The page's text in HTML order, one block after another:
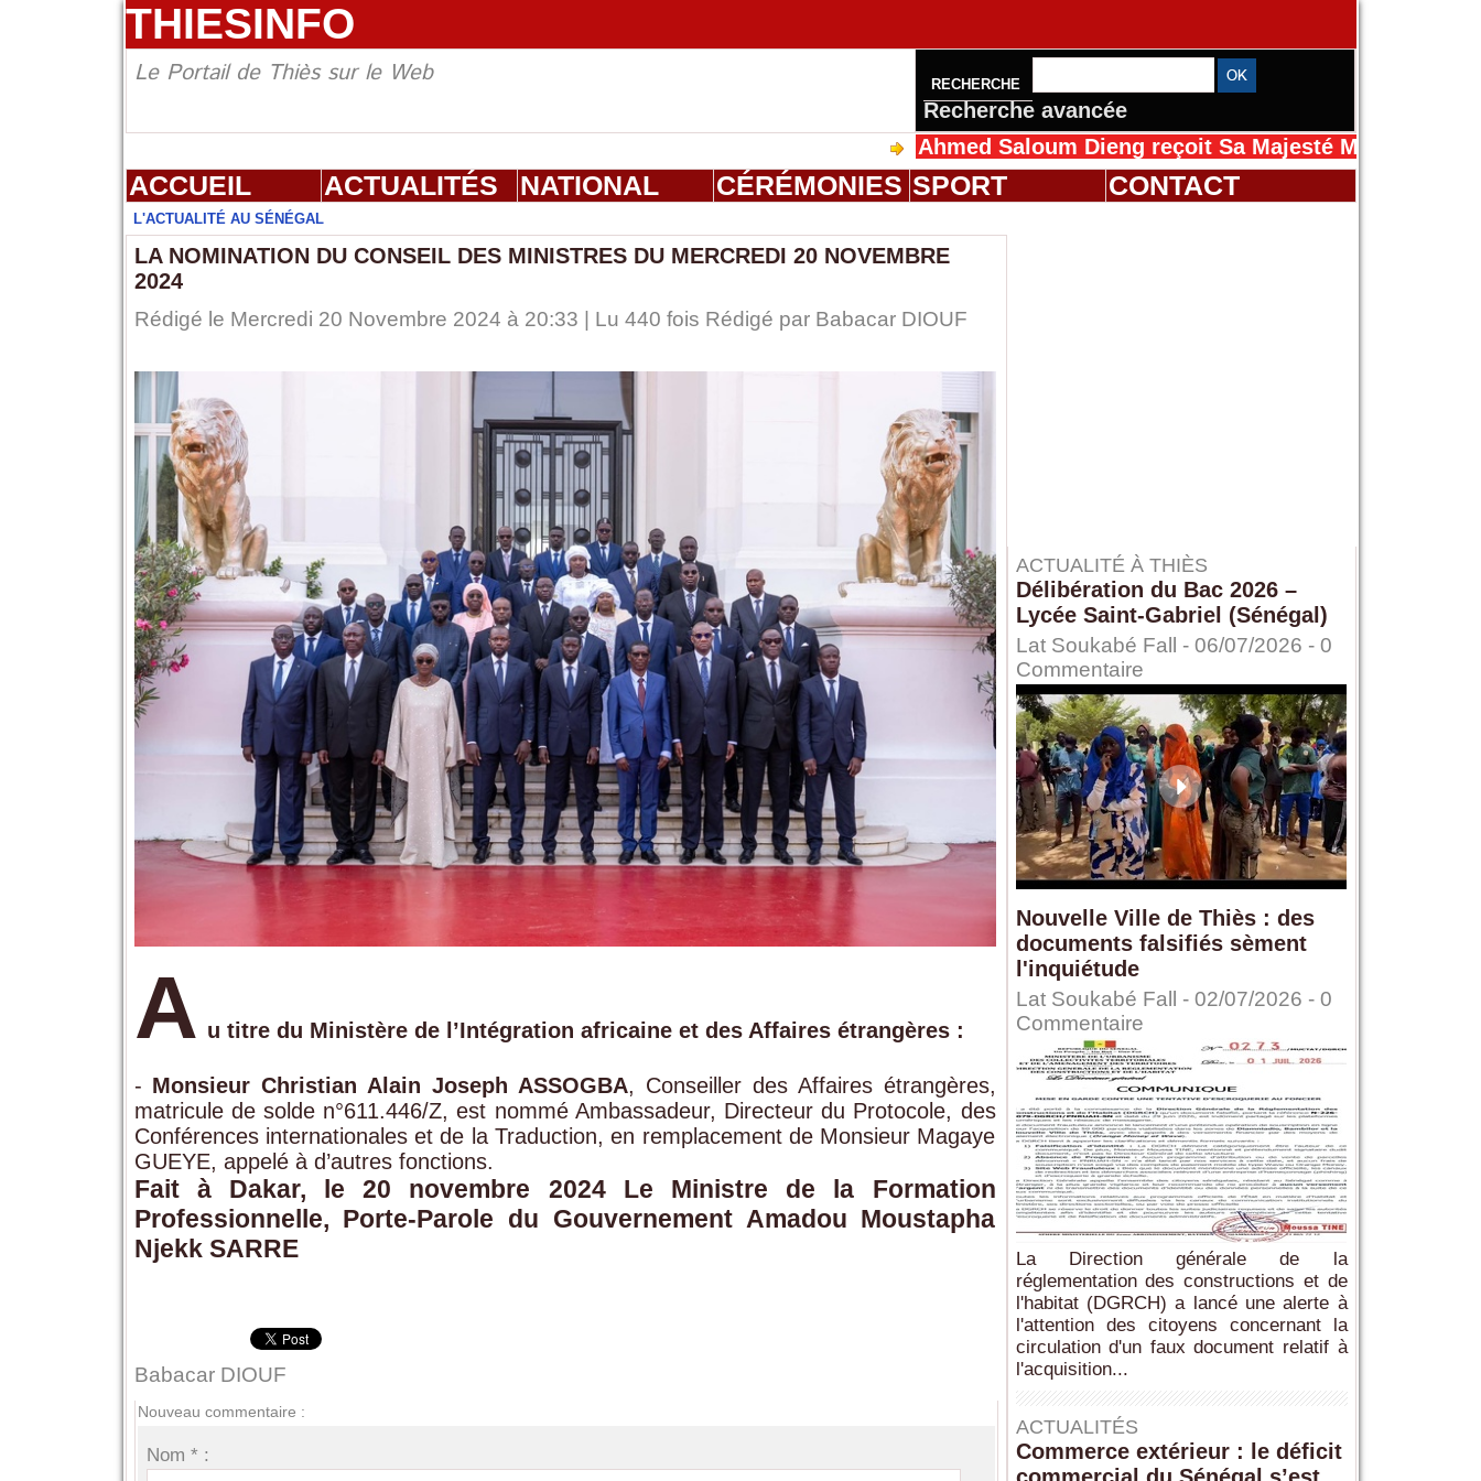
THIESINFO
Le Portail de Thiès sur le Web RECHERCHE
Recherche avancée
Ahmed Saloum Dieng reçoit Sa Majesté Mansah Cissé au
ACCUEIL ACTUALITÉS NATIONAL CÉRÉMONIES SPORT CONTACT
L'ACTUALITÉ AU SÉNÉGAL
LA NOMINATION DU CONSEIL DES MINISTRES DU MERCREDI 20 NOVEMBRE
2024
Rédigé le Mercredi 20 Novembre 2024 à 20:33 | Lu 440 fois Rédigé par Babacar DIOUF
A u titre du Ministère de l’Intégration africaine et des Affaires étrangères :
- Monsieur Christian Alain Joseph ASSOGBA, Conseiller des Affaires étrangères,
matricule de solde n°611.446/Z, est nommé Ambassadeur, Directeur du Protocole, des
Conférences internationales et de la Traduction, en remplacement de Monsieur Magaye
GUEYE, appelé à d’autres fonctions.
Fait à Dakar, le 20 novembre 2024 Le Ministre de la Formation
Professionnelle, Porte-Parole du Gouvernement Amadou Moustapha
Njekk SARRE
Babacar DIOUF
Nouveau commentaire :
Nom * :
ACTUALITÉ À THIÈS
Délibération du Bac 2026 –
Lycée Saint-Gabriel (Sénégal)
Lat Soukabé Fall - 06/07/2026 - 0
Commentaire
Nouvelle Ville de Thiès : des
documents falsifiés sèment
l'inquiétude
Lat Soukabé Fall - 02/07/2026 - 0
Commentaire
La Direction générale de la
réglementation des constructions et de
l'habitat (DGRCH) a lancé une alerte à
l'attention des citoyens concernant la
circulation d'un faux document relatif à
l'acquisition...
ACTUALITÉS
Commerce extérieur : le déficit